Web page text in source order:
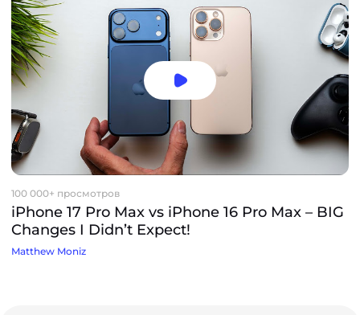
100 000+ просмотров
iPhone 17 Pro Max vs iPhone 16 Pro Max – BIG
Changes I Didn’t Expect!
Matthew Moniz